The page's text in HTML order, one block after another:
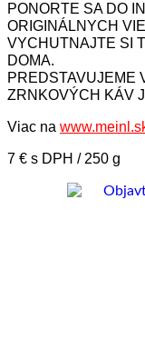
PONORTE SA DO
ORIGINÁLNYCH
VYCHUTNAJTE SI
DOMA.
PREDSTAVUJEME
ZRNKOVÝCH KÁV
Viac na
7 € s DPH / 250 g